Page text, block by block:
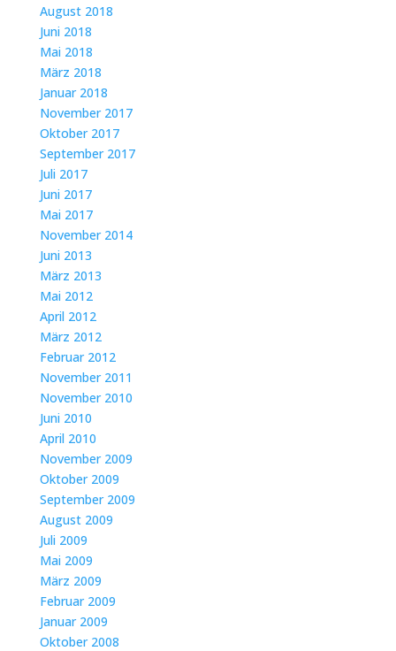
August 2018
Juni 2018
Mai 2018
März 2018
Januar 2018
November 2017
Oktober 2017
September 2017
Juli 2017
Juni 2017
Mai 2017
November 2014
Juni 2013
März 2013
Mai 2012
April 2012
März 2012
Februar 2012
November 2011
November 2010
Juni 2010
April 2010
November 2009
Oktober 2009
September 2009
August 2009
Juli 2009
Mai 2009
März 2009
Februar 2009
Januar 2009
Oktober 2008